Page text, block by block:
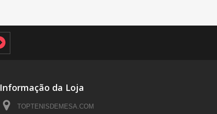
Informação da Loja
TOPTENISDEMESA.COM